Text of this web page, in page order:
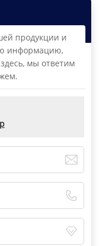
продукции и
информацию,
мы ответим